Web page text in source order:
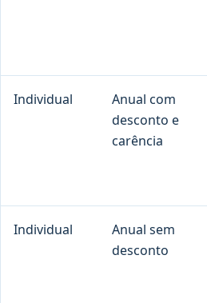
Individual
Anual com
desconto e
carência
Individual
Anual sem
desconto